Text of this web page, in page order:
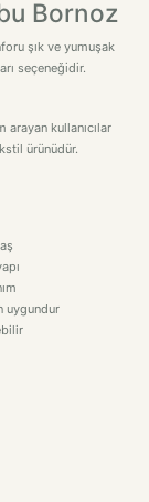
Bornoz
şık ve yumuşak
seçeneğidir.
arayan kullanıcılar
ürünüdür.
uygundur